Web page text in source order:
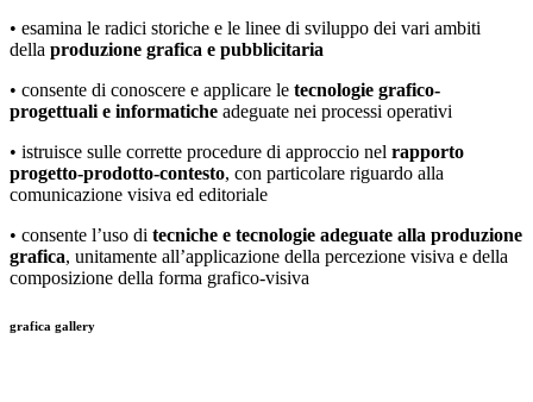
• esamina le radici storiche e le linee di sviluppo dei vari ambiti
della produzione grafica e pubblicitaria
• consente di conoscere e applicare le tecnologie grafico-
progettuali e informatiche adeguate nei processi operativi
• istruisce sulle corrette procedure di approccio nel rapporto
progetto-prodotto-contesto, con particolare riguardo alla
comunicazione visiva ed editoriale
• consente l’uso di tecniche e tecnologie adeguate alla produzione
grafica, unitamente all’applicazione della percezione visiva e della
composizione della forma grafico-visiva
grafica gallery